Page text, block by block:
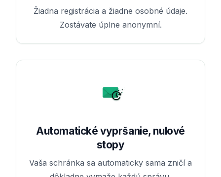
Žiadna registrácia a žiadne osobné údaje.
Zostávate úplne anonymní.
Automatické vypršanie, nulové
stopy
Vaša schránka sa automaticky sama zničí a